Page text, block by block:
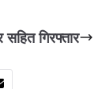
गिरफ्तार